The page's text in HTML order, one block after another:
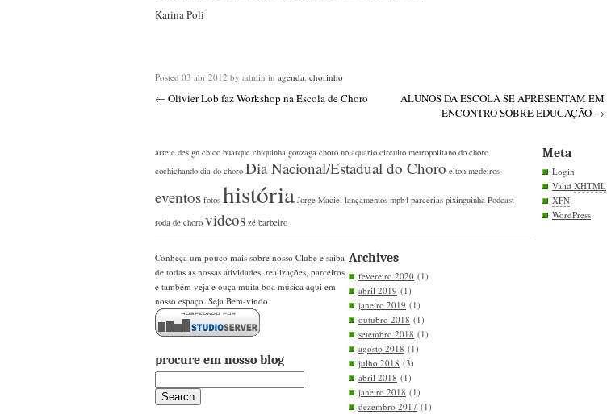
Karina Poli
Posted 03 abr 2012 by admin in agenda, chorinho
← Olivier Lob faz Workshop na Escola de Choro
ALUNOS DA ESCOLA SE APRESENTAM EM
ENCONTRO SOBRE EDUCAÇÃO→
arte e design chico buarque chiquinha gonzaga choro no aquário circuito metropolitano do choro
cochichando dia do choro Dia Nacional/Estadual do Choro elton medeiros
eventos fotos história Jorge Maciel lançamentos mpb4 parcerias pixinguinha Podcast
roda de choro videos zé barbeiro
Conheça um pouco mais sobre nosso Clube e saiba
de todas as nossas atividades, realizações, parceiros
e também veja e ouça muita boa música aqui em
nosso espaço. Seja Bem-vindo.
procure em nosso blog
Archives
fevereiro 2020 (1)
abril 2019 (1)
janeiro 2019 (1)
outubro 2018 (1)
setembro 2018 (1)
agosto 2018 (1)
julho 2018 (3)
abril 2018 (1)
janeiro 2018 (1)
dezembro 2017 (1)
Meta
Login
Valid XHTML
XFN
WordPress